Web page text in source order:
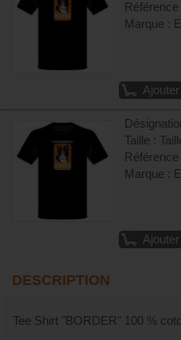
Marque :
Taille :
Référence
Marque :
DESCRIPTION
Tee Shirt "BORDER" 100 %